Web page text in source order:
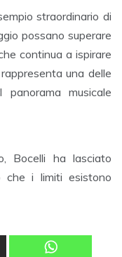
straordinario di
possano superare
continua a ispirare
una delle
musicale
Bocelli ha lasciato
che i limiti esistono